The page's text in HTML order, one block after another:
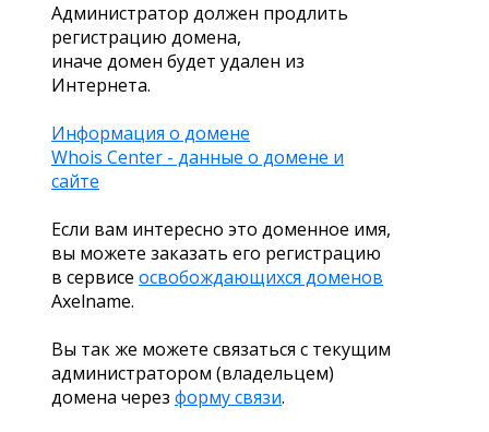
Администратор должен продлить
регистрацию домена,
иначе домен будет удален из
Интернета.
Информация о домене
Whois Center - данные о домене и
сайте
Если вам интересно это доменное имя,
вы можете заказать его регистрацию
в сервисе освобождающихся доменов
Axelname.
Вы так же можете связаться с текущим
администратором (владельцем)
домена через форму связи.